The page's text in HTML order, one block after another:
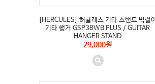
[HERCULES] 허큘레스 기타 스탠드 벽걸이
기타 행거 GSP38WB PLUS / GUITAR
HANGER STAND
29,000원